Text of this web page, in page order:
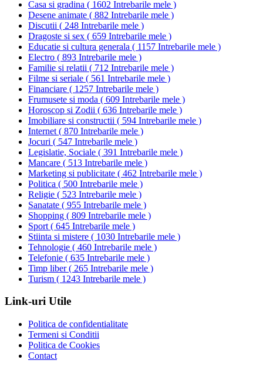
Casa si gradina ( 1602 Intrebarile mele )
Desene animate ( 882 Intrebarile mele )
Discutii ( 248 Intrebarile mele )
Dragoste si sex ( 659 Intrebarile mele )
Educatie si cultura generala ( 1157 Intrebarile mele )
Electro ( 893 Intrebarile mele )
Familie si relatii ( 712 Intrebarile mele )
Filme si seriale ( 561 Intrebarile mele )
Financiare ( 1257 Intrebarile mele )
Frumusete si moda ( 609 Intrebarile mele )
Horoscop si Zodii ( 636 Intrebarile mele )
Imobiliare si constructii ( 594 Intrebarile mele )
Internet ( 870 Intrebarile mele )
Jocuri ( 547 Intrebarile mele )
Legislatie, Sociale ( 391 Intrebarile mele )
Mancare ( 513 Intrebarile mele )
Marketing si publicitate ( 462 Intrebarile mele )
Politica ( 500 Intrebarile mele )
Religie ( 523 Intrebarile mele )
Sanatate ( 955 Intrebarile mele )
Shopping ( 809 Intrebarile mele )
Sport ( 645 Intrebarile mele )
Stiinta si mistere ( 1030 Intrebarile mele )
Tehnologie ( 460 Intrebarile mele )
Telefonie ( 635 Intrebarile mele )
Timp liber( 265 Intrebarile mele )
Turism ( 1243 Intrebarile mele )
Link-uri Utile
Politica de confidentialitate
Termeni si Conditii
Politica de Cookies
Contact